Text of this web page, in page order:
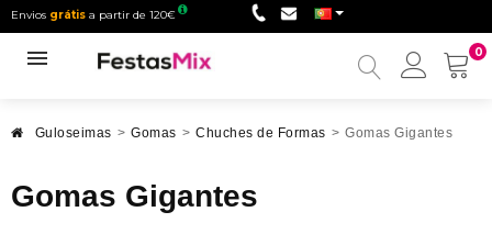
Envios grátis a partir de 120€
0
Minha
Guloseimas > Gomas > Chuches de Formas > Gomas Gigantes
Gomas Gigantes